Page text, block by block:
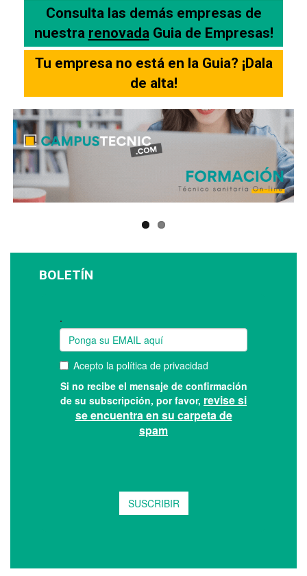
Consulta las demás empresas de
nuestra renovada Guia de Empresas!
Tu empresa no está en la Guia? ¡Dala
de alta!
BOLETÍN